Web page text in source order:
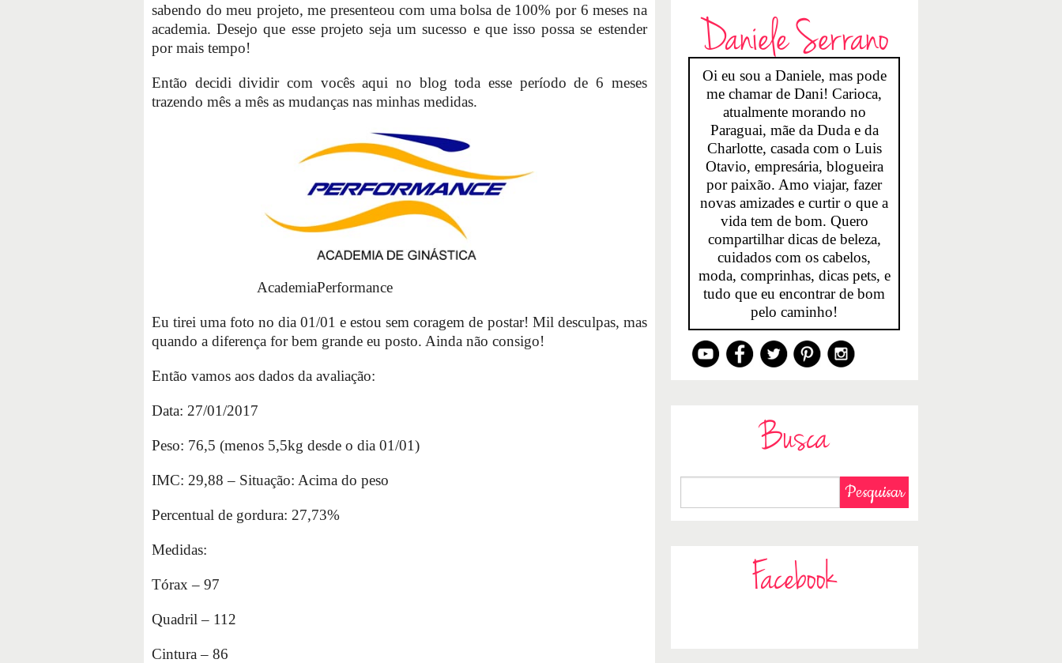
sabendo do meu projeto, me presenteou com uma bolsa de 100% por 6 meses na
academia. Desejo que esse projeto seja um sucesso e que isso possa se estender
por mais tempo!
Então decidi dividir com vocês aqui no blog toda esse período de 6 meses
trazendo mês a mês as mudanças nas minhas medidas.
AcademiaPerformance
Eu tirei uma foto no dia 01/01 e estou sem coragem de postar! Mil desculpas, mas
quando a diferença for bem grande eu posto. Ainda não consigo!
Então vamos aos dados da avaliação:
Data: 27/01/2017
Peso: 76,5 (menos 5,5kg desde o dia 01/01)
IMC: 29,88 – Situação: Acima do peso
Percentual de gordura: 27,73%
Medidas:
Tórax – 97
Quadril – 112
Cintura – 86
Daniele Serrano
Oi eu sou a Daniele, mas pode
me chamar de Dani! Carioca,
atualmente morando no
Paraguai, mãe da Duda e da
Charlotte, casada com o Luis
Otavio, empresária, blogueira
por paixão. Amo viajar, fazer
novas amizades e curtir o que a
vida tem de bom. Quero
compartilhar dicas de beleza,
cuidados com os cabelos,
moda, comprinhas, dicas pets, e
tudo que eu encontrar de bom
pelo caminho!
Busca
Facebook